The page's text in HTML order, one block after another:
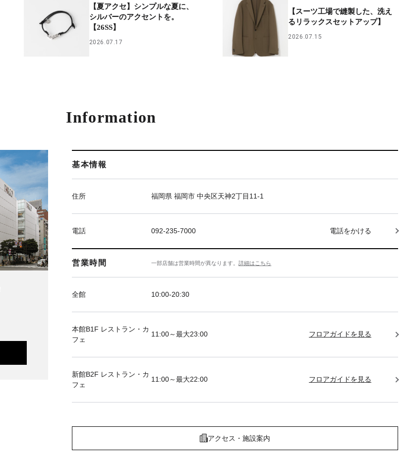
【夏アクセ】シンプルな夏に、
シルバーのアクセントを。
【26SS】
2026.07.17
【スーツ工場で縫製した、洗え
るリラックスセットアップ】
2026.07.15
Information
基本情報
住所 福岡県 福岡市 中央区天神2丁目11-1
電話 092-235-7000 電話をかける
営業時間 一部店舗は営業時間が異なります。詳細はこちら
全館 10:00-20:30
本館B1F レストラン・カ
フェ
11:00～最大23:00 フロアガイドを見る
新館B2F レストラン・カ
フェ
11:00～最大22:00 フロアガイドを見る
アクセス・施設案内